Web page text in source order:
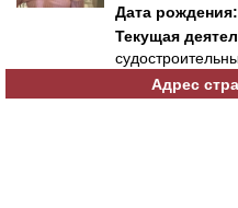
Дата рождения:
Текущая
Адрес